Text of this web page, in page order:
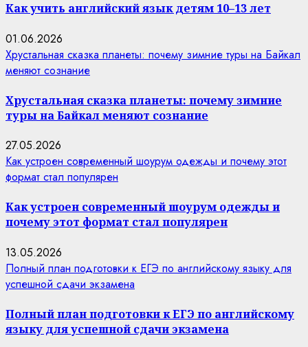
Как учить английский язык детям 10–13 лет
01.06.2026
Хрустальная сказка планеты: почему зимние туры на Байкал
меняют сознание
Хрустальная сказка планеты: почему зимние
туры на Байкал меняют сознание
27.05.2026
Как устроен современный шоурум одежды и почему этот
формат стал популярен
Как устроен современный шоурум одежды и
почему этот формат стал популярен
13.05.2026
Полный план подготовки к ЕГЭ по английскому языку для
успешной сдачи экзамена
Полный план подготовки к ЕГЭ по английскому
языку для успешной сдачи экзамена